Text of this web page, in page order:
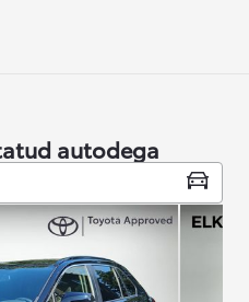
autodega